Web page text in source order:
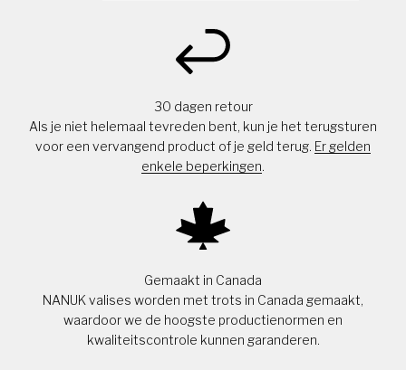
30 dagen retour
Als je niet helemaal tevreden bent, kun je het terugsturen
voor een vervangend product of je geld terug. Er gelden
enkele beperkingen.
Gemaakt in Canada
NANUK valises worden met trots in Canada gemaakt,
waardoor we de hoogste productienormen en
kwaliteitscontrole kunnen garanderen.